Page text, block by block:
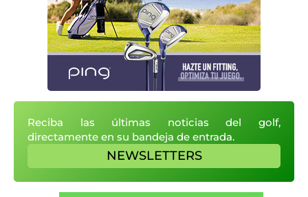
Reciba las últimas noticias del golf,
directamente en su bandeja de entrada.
NEWSLETTERS